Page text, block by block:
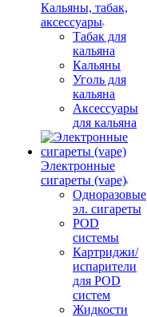
Кальяны, табак,
аксессуары
Табак для
кальяна
Кальяны
Уголь для
кальяна
Аксессуары
для кальяна
Электронные
сигареты (vape)
Одноразовые
эл. сигареты
POD
системы
Картриджи/
испарители
для POD
систем
Жидкости